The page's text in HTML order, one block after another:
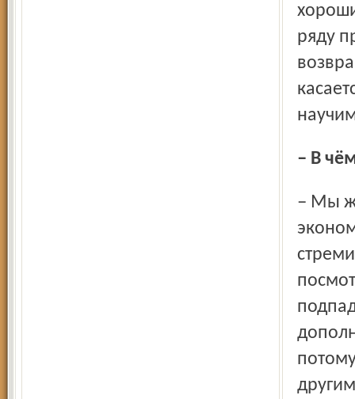
ряду
– В
– Мы живём в эпоху перемен, становления новой